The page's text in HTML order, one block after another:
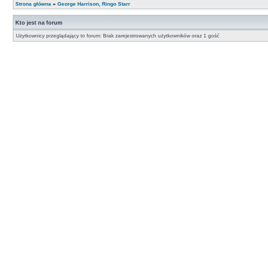
Strona główna » George Harrison, Ringo Starr
Kto jest na forum
Użytkownicy przeglądający to forum: Brak zarejestrowanych użytkowników oraz 1 gość